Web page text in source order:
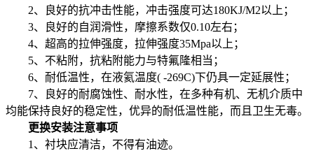
2、良好的抗冲击性能，冲击强度可达180KJ/M2以上；
3、良好的自润滑性，摩擦系数仅0.10左右；
4、超高的拉伸强度，拉伸强度35Mpa以上；
5、不粘附，抗粘附能力与特氟隆相当；
6、耐低温性，在液氦温度( -269C)下仍具一定延展性；
7、良好的耐腐蚀性、耐水性，在多种有机、无机介质中
均能保持良好的稳定性，优异的耐低温性能，而且卫生无毒。
更换安装注意事项
1、衬块应清洁，不得有油迹。